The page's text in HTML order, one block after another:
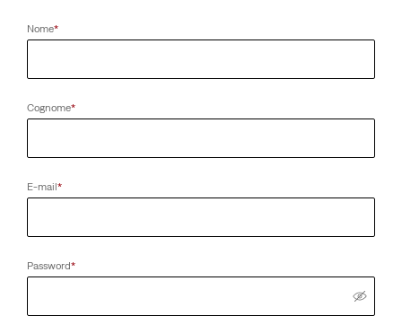
Nome*
Cognome*
E-mail*
Password*